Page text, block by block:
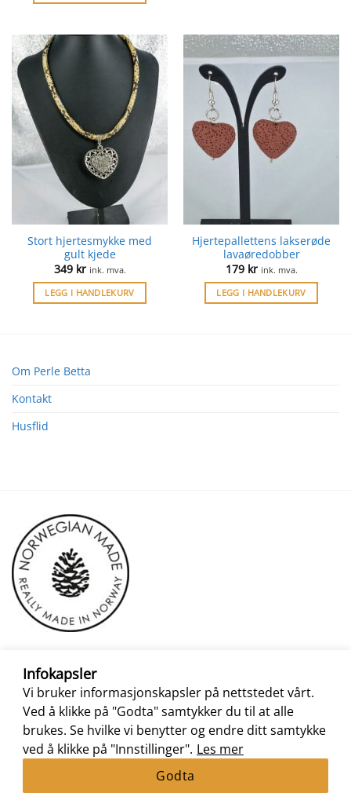
Infokapsler
Vi bruker informasjonskapsler på nettstedet vårt.
Ved å klikke på "Godta" samtykker du til at alle
brukes. Se hvilke vi benytter og endre ditt samtykke
ved å klikke på "Innstillinger". Les mer
Godta
Stort hjertesmykke med
gult kjede
349 kr ink. mva.
LEGG I HANDLEKURV
Hjertepallettens lakserøde
lavaøredobber
179 kr ink. mva.
LEGG I HANDLEKURV
Om Perle Betta
Kontakt
Husflid